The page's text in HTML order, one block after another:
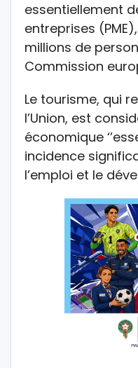
essentiellement
entreprises
millions de
Commission
Le tourisme, qui
l’Union, est
économique
incidence
l’emploi et le